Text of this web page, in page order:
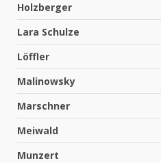
Holzberger
Lara Schulze
Löffler
Malinowsky
Marschner
Meiwald
Munzert